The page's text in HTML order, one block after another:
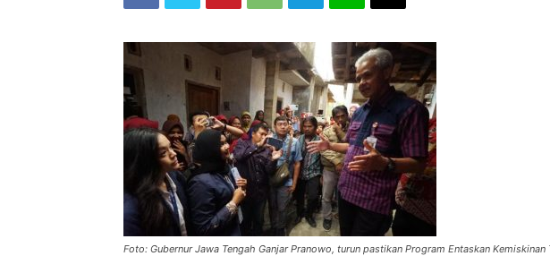
Foto: Gubernur Jawa Tengah Ganjar Pranowo, turun pastikan Program Entaskan Kemiskinan